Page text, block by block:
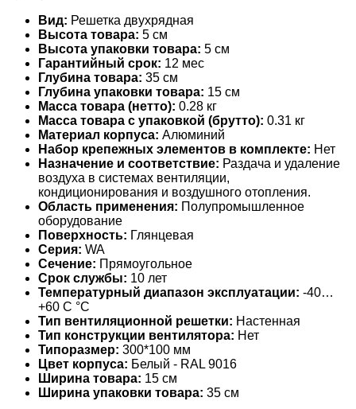
Вид: Решетка двухрядная
Высота товара: 5 см
Высота упаковки товара: 5 см
Гарантийный срок: 12 мес
Глубина товара: 35 см
Глубина упаковки товара: 15 см
Масса товара (нетто): 0.28 кг
Масса товара с упаковкой (брутто): 0.31 кг
Материал корпуса: Алюминий
Набор крепежных элементов в комплекте: Нет
Назначение и соответствие: Раздача и удаление
воздуха в системах вентиляции,
кондиционирования и воздушного отопления.
Область применения: Полупромышленное
оборудование
Поверхность: Глянцевая
Серия: WA
Сечение: Прямоугольное
Срок службы: 10 лет
Температурный диапазон эксплуатации: -40…
+60 С °С
Тип вентиляционной решетки: Настенная
Тип конструкции вентилятора: Нет
Типоразмер: 300*100 мм
Цвет корпуса: Белый - RAL 9016
Ширина товара: 15 см
Ширина упаковки товара: 35 см